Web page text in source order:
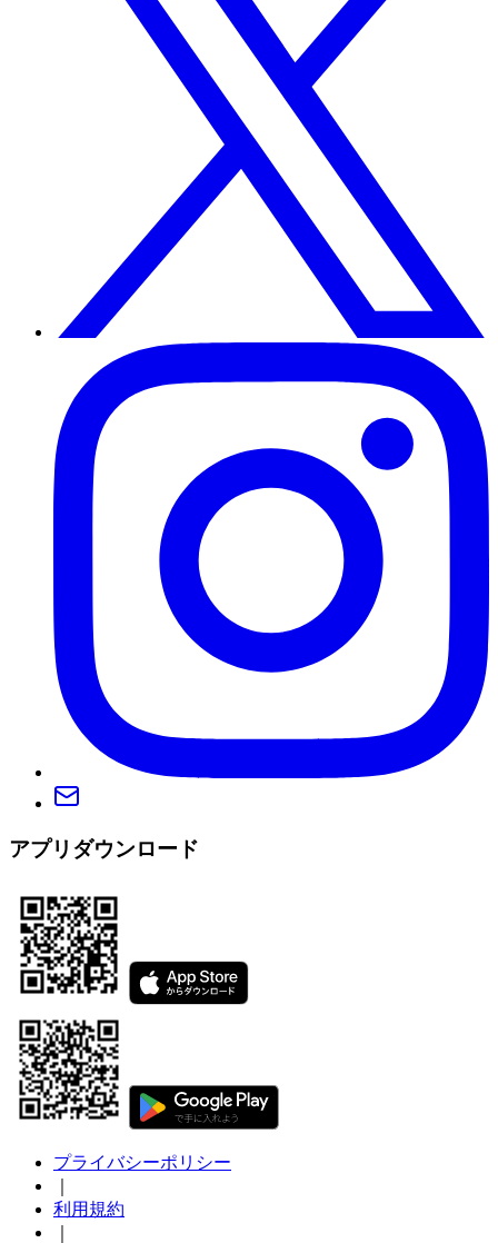
アプリダウンロード
プライバシーポリシー
利用規約